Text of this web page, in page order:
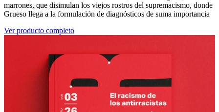
marrones, que disimulan los viejos rostros del supremacismo, donde
Grueso llega a la formulación de diagnósticos de suma importancia
Ver producto completo